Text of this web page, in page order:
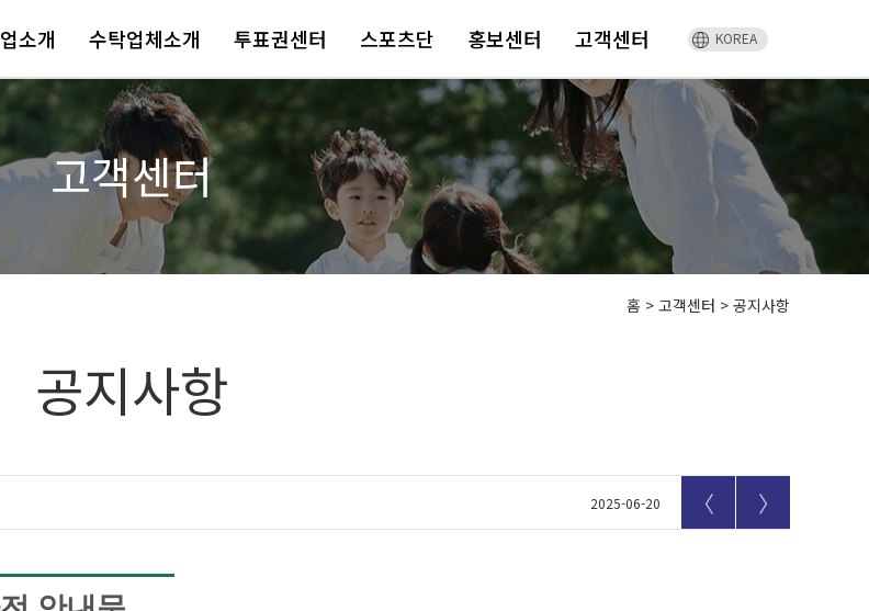
소개 수탁업체소개 투표권센터 스포츠단 홍보센터 고객센터 KOREA
고객센터
홈 > 고객센터 > 공지사항
공지사항
〉
〈
2025-06-20